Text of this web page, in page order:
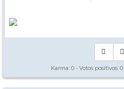
Karma: 0 - Votos positivos: 0